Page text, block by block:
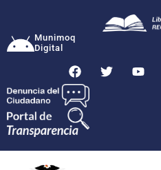
Munimoq
Digital